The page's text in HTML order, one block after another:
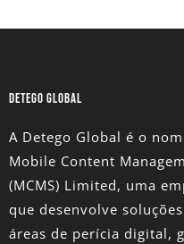
DETEGO GLOBAL
A Detego Global é o
Mobile Content
(MCMS) Limited, uma
que desenvolve
áreas de perícia digital,